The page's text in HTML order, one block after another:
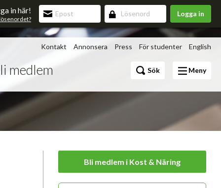
in här! Logga in
Kontakt Annonsera Press För studenter English
medlem Sök Meny
3.0
Bli medlem i Kost & Näring